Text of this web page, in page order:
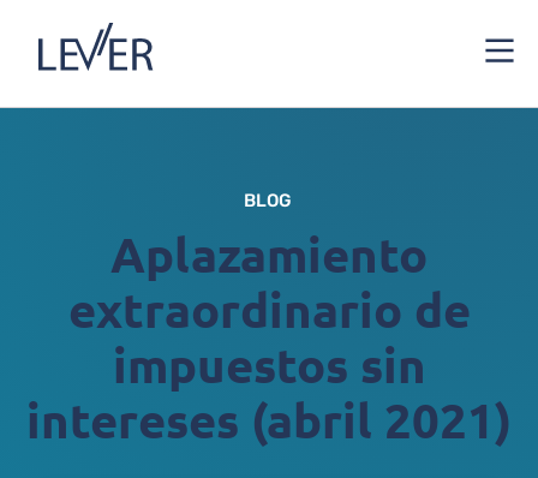
BLOG
Aplazamiento
extraordinario de
impuestos sin
intereses (abril 2021)